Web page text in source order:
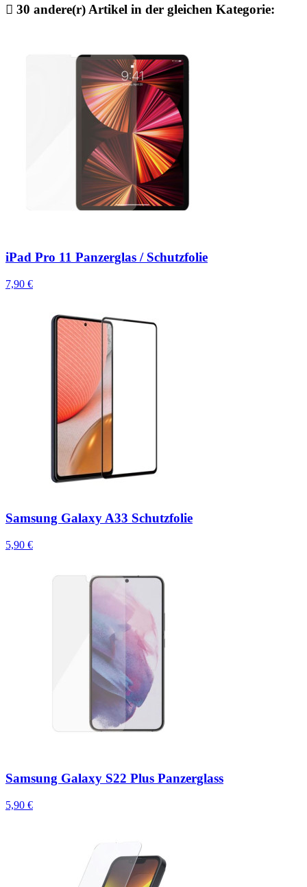
 30 andere(r) Artikel in der gleichen Kategorie:
iPad Pro 11 Panzerglas / Schutzfolie
7,90 €
Samsung Galaxy A33 Schutzfolie
5,90 €
Samsung Galaxy S22 Plus Panzerglass
5,90 €